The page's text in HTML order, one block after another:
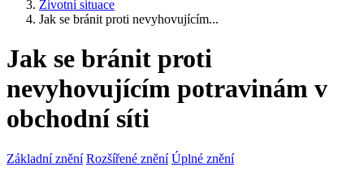
Životní situace
Jak se bránit proti nevyhovujícím...
Jak se bránit proti
nevyhovujícím potravinám v
obchodní síti
Základní znění Rozšířené znění Úplné znění